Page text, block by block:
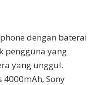
dengan baterai
pengguna yang
yang unggul.
Sony